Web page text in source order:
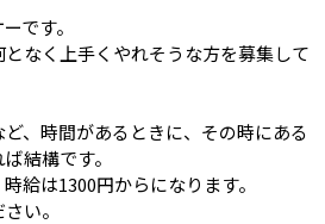
です。
なく上手くやれそうな方を募集して
、時間があるときに、その時にある
結構です。
給は1300円からになります。
い。